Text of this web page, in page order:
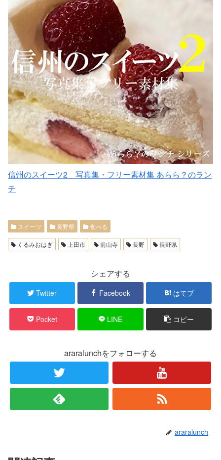
信州のスイーツ2 写真集・フリー素材集 あらら？のラン
チ
スイーツ 長野県 食べる
くるみおはぎ 上田市 前山寺 長野 長野県
シェアする
Twitter Facebook はてブ
Pocket LINE コピー
araralunchをフォローする
araralunch